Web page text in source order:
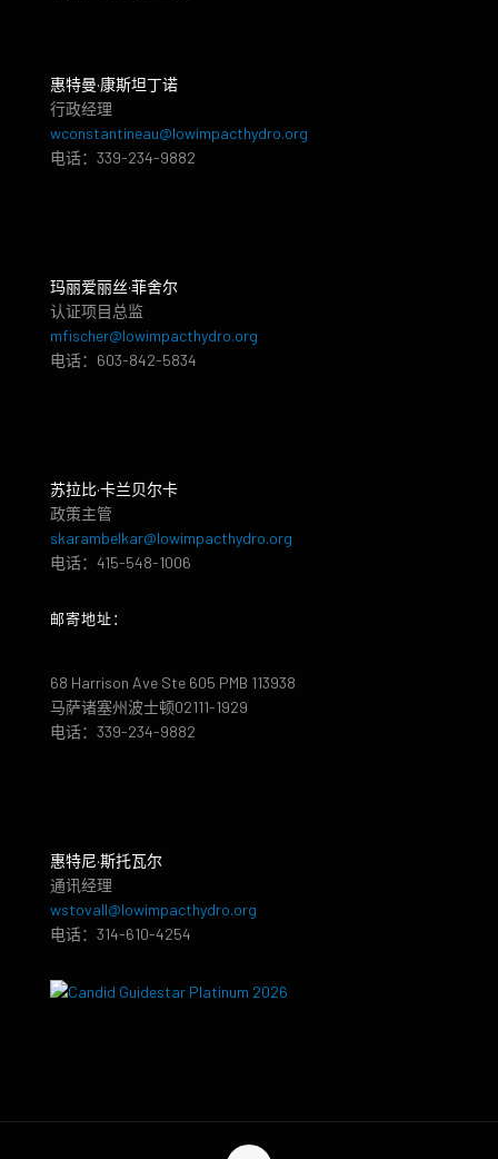
惠特曼·康斯坦丁诺
行政经理
wconstantineau@lowimpacthydro.org
电话：339-234-9882
玛丽爱丽丝·菲舍尔
认证项目总监
mfischer@lowimpacthydro.org
电话：603-842-5834
苏拉比·卡兰贝尔卡
政策主管
skarambelkar@lowimpacthydro.org
电话：415-548-1006
邮寄地址：
68 Harrison Ave Ste 605 PMB 113938
马萨诸塞州波士顿02111-1929
电话：339-234-9882
惠特尼·斯托瓦尔
通讯经理
wstovall@lowimpacthydro.org
电话：314-610-4254